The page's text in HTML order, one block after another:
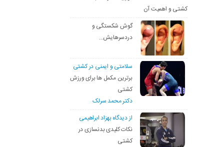
کشتی و اهمیت آن
گوش شکستگی و
دردسرهایش…
سلامتی و ایمنی در کشتی
برترین مکمل ها برای ورزش
کشتی
دکتر محمد سرلک
از دیدگاه بهزاد ابراهیمی
نکات کلیدی بدنسازی در
کشتی